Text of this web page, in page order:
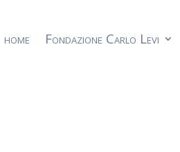
home Fondazione Carlo Levi